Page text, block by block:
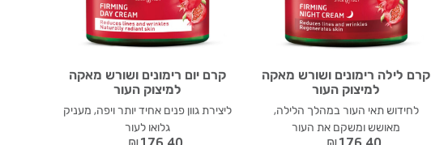
קרם לילה רימונים ושורש מאקה
למיצוק העור
לחידוש תאי העור במהלך הלילה,
מאושש ומשקם את העור
קרם יום רימונים ושורש מאקה
למיצוק העור
ליצירת גוון פנים אחיד יותר ויפה, מעניק
גלואו לעור